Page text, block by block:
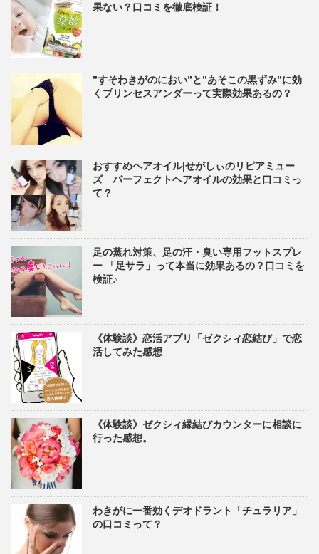
果ない？口コミを徹底検証！
”すそわきがのにおい”と”あそこの黒ずみ”に効
くプリンセスアンダーって実際効果あるの？
おすすめヘアオイル|せがしぃのリピアミュー
ズ パーフェクトヘアオイルの効果と口コミっ
て？
足の蒸れ対策、足の汗・臭い専用フットスプレ
ー 「足サラ」って本当に効果あるの？口コミを
検証♪
《体験談》恋活アプリ「ゼクシィ恋結び」で恋
活してみた感想
《体験談》ゼクシィ縁結びカウンターに相談に
行った感想。
わきがに一番効くデオドラント「チュラリア」
の口コミって？